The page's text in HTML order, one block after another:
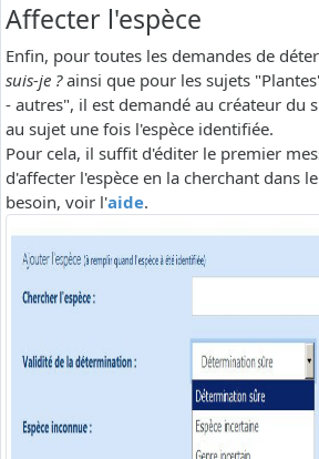
Affecter l'espèce
Enfin, pour toutes les demandes de
suis-je ?ainsi que pour les sujets
- autres", il est demandé au créateur du
au sujet une fois l'espèce identifiée.
Pour cela, il suffit d'éditer le premier
d'affecter l'espèce en la cherchant dans
besoin, voir l'aide.